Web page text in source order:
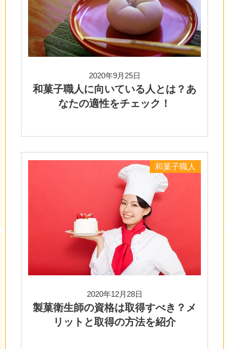
2020年9月25日
和菓子職人に向いている人とは？あ
なたの適性をチェック！
和菓子職人
2020年12月28日
製菓衛生師の資格は取得すべき？メ
リットと取得の方法を紹介